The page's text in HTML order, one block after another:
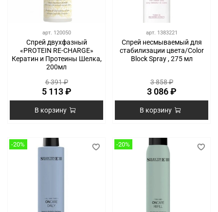
арт. 120050
Спрей двухфазный
«PROTEIN RE-CHARGE»
Кератин и Протеины Шелка,
200мл
6 391 ₽
5 113 ₽
В корзину
арт. 1383221
Спрей несмываемый для
стабилизации цвета/Color
Block Spray , 275 мл
3 858 ₽
3 086 ₽
В корзину
-20% -20%